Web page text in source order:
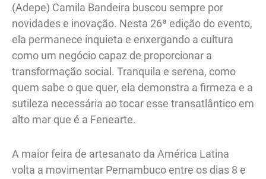
(Adepe) Camila Bandeira buscou sempre por
novidades e inovação. Nesta 26ª edição do evento,
ela permanece inquieta e enxergando a cultura
como um negócio capaz de proporcionar a
transformação social. Tranquila e serena, como
quem sabe o que quer, ela demonstra a firmeza e a
sutileza necessária ao tocar esse transatlântico em
alto mar que é a Fenearte.
A maior feira de artesanato da América Latina
volta a movimentar Pernambuco entre os dias 8 e